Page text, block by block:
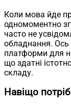
Коли мова йде
одномоментно
часто не
обладнання. Ось
платформи для
що здатні
складу.
Навіщо